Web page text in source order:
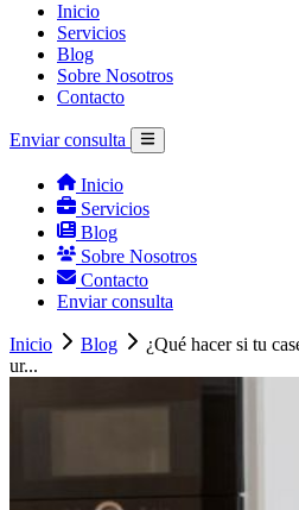
Inicio
Servicios
Blog
Sobre Nosotros
Contacto
Enviar consulta
Inicio
Servicios
Blog
Sobre Nosotros
Contacto
Enviar consulta
Inicio Blog
¿Qué hacer si tu
ur...